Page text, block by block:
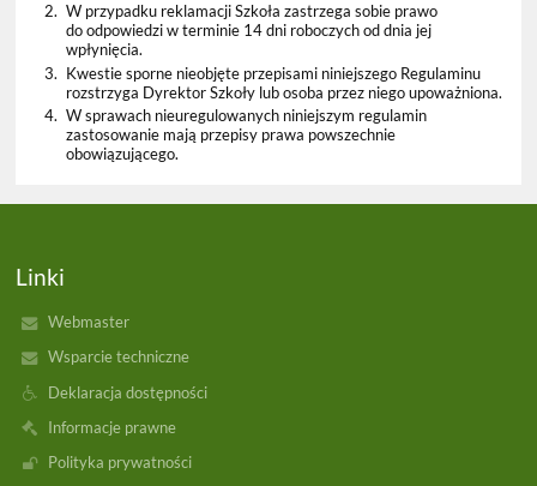
2. W przypadku reklamacji Szkoła zastrzega sobie prawo
do odpowiedzi w terminie 14 dni roboczych od dnia jej
wpłynięcia.
3. Kwestie sporne nieobjęte przepisami niniejszego Regulaminu
rozstrzyga Dyrektor Szkoły lub osoba przez niego upoważniona.
4. W sprawach nieuregulowanych niniejszym regulamin
zastosowanie mają przepisy prawa powszechnie
obowiązującego.
Linki
Webmaster
Wsparcie techniczne
Deklaracja dostępności
Informacje prawne
Polityka prywatności